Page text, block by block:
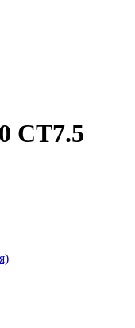
CT7.5